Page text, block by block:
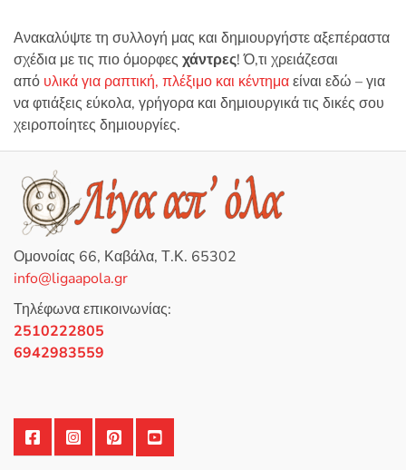
Ανακαλύψτε τη συλλογή μας και δημιουργήστε αξεπέραστα
σχέδια με τις πιο όμορφες χάντρες!Ό,τι χρειάζεσαι
από υλικά για ραπτική, πλέξιμο και κέντημαείναι εδώ – για
να φτιάξεις εύκολα, γρήγορα και δημιουργικά τις δικές σου
χειροποίητες δημιουργίες.
Ομονοίας 66, Καβάλα, Τ.Κ. 65302
info@ligaapola.gr
Τηλέφωνα επικοινωνίας:
2510222805
6942983559